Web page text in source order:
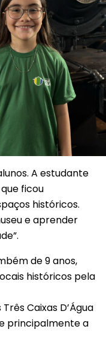
A estudante
ficou
históricos.
e aprender
de 9 anos,
históricos pela
Caixas D’Água
principalmente a